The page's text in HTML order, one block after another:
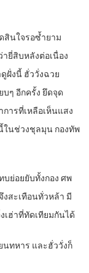
สินใจรอซ้ำยาม
ยี่สิบหลังต่อเนื่อง
ฝั่งนี้ ฮั่ววั่งฉวย
บๆ อีกครั้ง ยึดจุด
ารที่เหลือเห็นแสง
ในช่วงชุลมุน กองทัพ
ย่อยยับทั้งกอง ศพ
สะเทือนทั่วหล้า มี
เฮ่าที่ทัดเทียมกันได้
ทหาร และฮั่ววั่งก็